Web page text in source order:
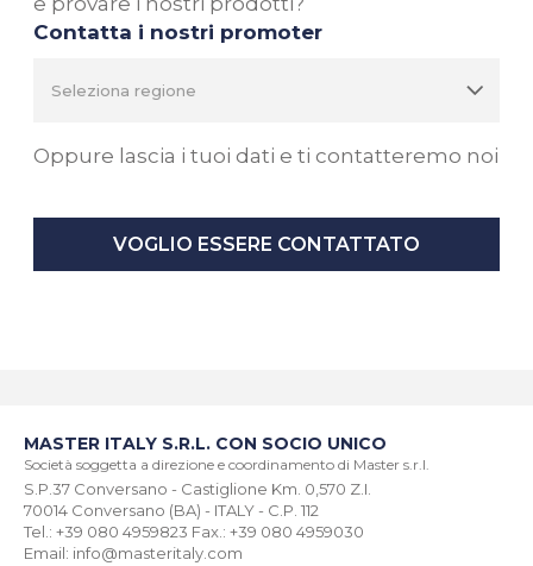
Contatta i nostri promoter
Oppure lascia i tuoi dati e ti contatteremo noi
VOGLIO ESSERE CONTATTATO
MASTER ITALY S.R.L. CON SOCIO UNICO
Società soggetta a direzione e coordinamento di Master s.r.l.
S.P.37 Conversano - Castiglione Km. 0,570 Z.I.
70014 Conversano (BA) - ITALY - C.P. 112
Tel.: +39 080 4959823 Fax.: +39 080 4959030
Email: info@masteritaly.com